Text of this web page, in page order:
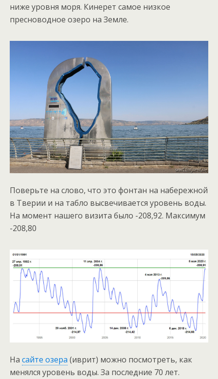
ниже уровня моря. Кинерет самое низкое
пресноводное озеро на Земле.
Поверьте на слово, что это фонтан на набережной
в Тверии и на табло высвечивается уровень воды.
На момент нашего визита было -208,92. Максимум
-208,80
На сайте озера (иврит) можно посмотреть, как
менялся уровень воды. За последние 70 лет.